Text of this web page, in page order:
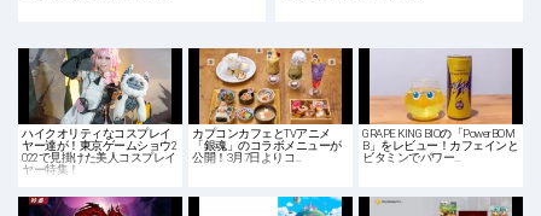
ハイクオリティなコスプレイ
ヤー達が！東京ゲームショウ2
022で見掛けた美人コスプレイ
ヤー特集！
カプコンカフェとTVアニメ
「銀魂」のコラボメニューが
公開！3月7日よりコ…
GRAPE KING BIOの「PowerBOM
B」をレビュー！カフェインと
ビタミンでパワー…